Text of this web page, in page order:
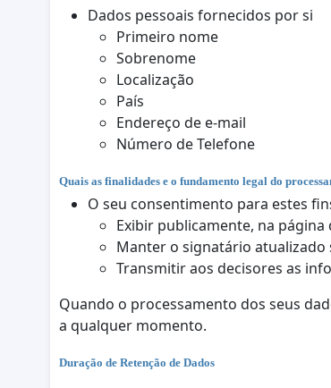
Dados pessoais fornecidos por si
Primeiro nome
Sobrenome
Localização
País
Endereço de e-mail
Número de Telefone
Quais as finalidades e o fundamento legal do
O seu consentimento para estes
Exibir publicamente, na
Manter o signatário atualizado
Transmitir aos decisores as
Quando o processamento dos seus
a qualquer momento.
Duração de Retenção de Dados